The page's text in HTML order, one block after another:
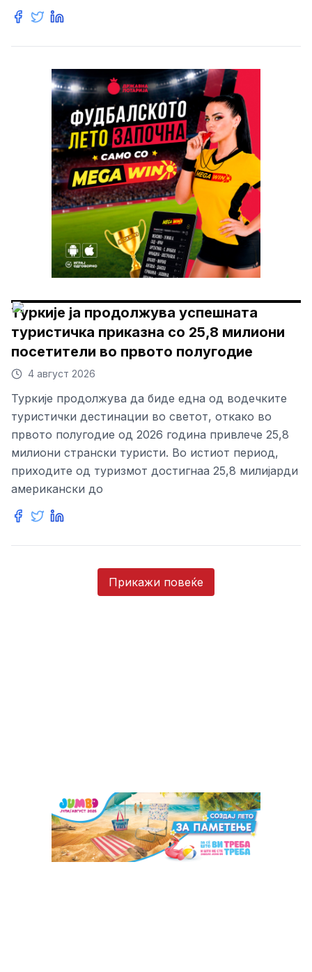
Туркије ја продолжува успешната
туристичка приказна со 25,8 милиони
посетители во првото полугодие
4 август 2026
Туркије продолжува да биде една од водечките
туристички дестинации во светот, откако во
првото полугодие од 2026 година привлече 25,8
милиони странски туристи. Во истиот период,
приходите од туризмот достигнаа 25,8 милијарди
американски до
Прикажи повеќе